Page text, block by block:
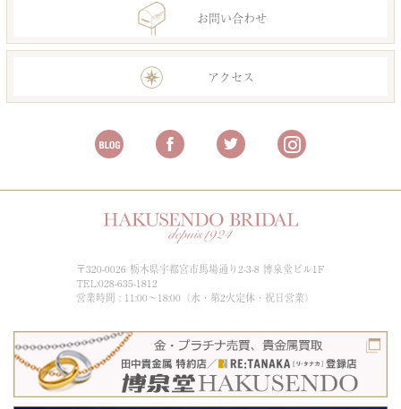
お問い合わせ
アクセス
〒320-0026 栃木県宇都宮市馬場通り2-3-8 博泉堂ビル1F
TEL:028-635-1812
営業時間 : 11:00～18:00（水・第2火定休・祝日営業）